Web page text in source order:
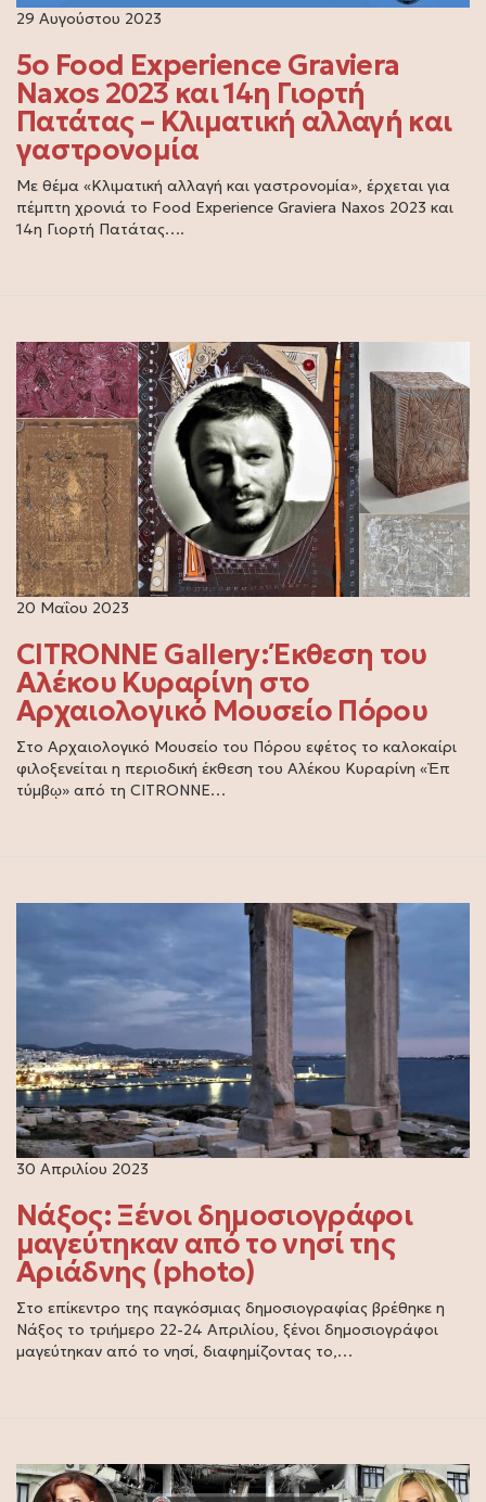
29 Αυγούστου 2023
5ο Food Experience Graviera
Naxos 2023 και 14η Γιορτή
Πατάτας – Kλιματική αλλαγή και
γαστρονομία
Με θέμα «Kλιματική αλλαγή και γαστρονομία», έρχεται για
πέμπτη χρονιά το Food Experience Graviera Naxos 2023 και
14η Γιορτή Πατάτας….
20 Μαΐου 2023
CITRONNE Gallery: Έκθεση του
Aλέκου Κυραρίνη στο
Αρχαιολογικό Μουσείο Πόρου
Στο Αρχαιολογικό Μουσείο του Πόρου εφέτος το καλοκαίρι
φιλοξενείται η περιοδική έκθεση του Aλέκου Κυραρίνη «Ἐπ
τύμβῳ» από τη CITRONNE…
30 Απριλίου 2023
Νάξος: Ξένοι δημοσιογράφοι
μαγεύτηκαν από το νησί της
Αριάδνης (photo)
Στο επίκεντρο της παγκόσμιας δημοσιογραφίας βρέθηκε η
Νάξος το τριήμερο 22-24 Απριλίου, ξένοι δημοσιογράφοι
μαγεύτηκαν από το νησί, διαφημίζοντας το,…